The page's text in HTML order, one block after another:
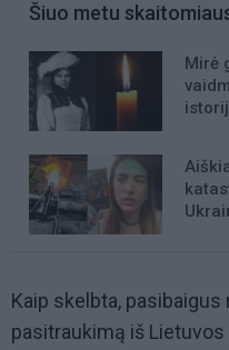
Šiuo metu
Mirė
Kaip skelbta,
pasitraukimą iš